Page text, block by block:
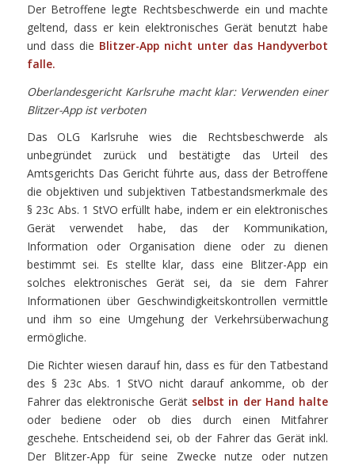
Der Betroffene legte Rechtsbeschwerde ein und machte
geltend, dass er kein elektronisches Gerät benutzt habe
und dass die Blitzer-App nicht unter das Handyverbot
falle.
Oberlandesgericht Karlsruhe macht klar: Verwenden einer
Blitzer-App ist verboten
Das OLG Karlsruhe wies die Rechtsbeschwerde als
unbegründet zurück und bestätigte das Urteil des
Amtsgerichts Das Gericht führte aus, dass der Betroffene
die objektiven und subjektiven Tatbestandsmerkmale des
§ 23c Abs. 1 StVO erfüllt habe, indem er ein elektronisches
Gerät verwendet habe, das der Kommunikation,
Information oder Organisation diene oder zu dienen
bestimmt sei. Es stellte klar, dass eine Blitzer-App ein
solches elektronisches Gerät sei, da sie dem Fahrer
Informationen über Geschwindigkeitskontrollen vermittle
und ihm so eine Umgehung der Verkehrsüberwachung
ermögliche.
Die Richter wiesen darauf hin, dass es für den Tatbestand
des § 23c Abs. 1 StVO nicht darauf ankomme, ob der
Fahrer das elektronische Gerät selbst in der Hand halte
oder bediene oder ob dies durch einen Mitfahrer
geschehe. Entscheidend sei, ob der Fahrer das Gerät inkl.
Der Blitzer-App für seine Zwecke nutze oder nutzen